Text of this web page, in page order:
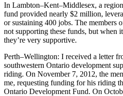
In Lambton–Kent–Middlesex, a
fund provided nearly $2 million,
or sustaining 400 jobs. The members
not supporting these funds, but when
they’re very supportive.
Perth–Wellington: I received a letter
southwestern Ontario development
riding. On November 7, 2012, the
me, requesting funding for his riding
Ontario Development Fund. On